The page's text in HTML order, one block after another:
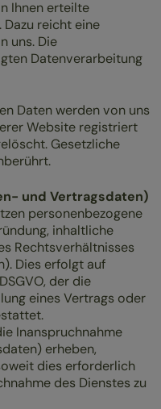
Ihnen erteilte
reicht eine
uns. Die
Datenverarbeitung
Daten werden von uns
Website registriert
Gesetzliche
und Vertragsdaten)
personenbezogene
inhaltliche
Rechtsverhältnisses
Dies erfolgt auf
der die
eines Vertrags oder
Inanspruchnahme
erheben,
dies erforderlich
des Dienstes zu